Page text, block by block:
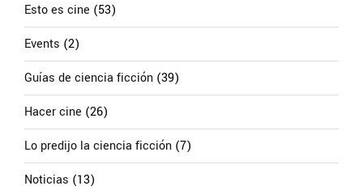
Esto es cine (53)
Events (2)
Guías de ciencia ficción (39)
Hacer cine (26)
Lo predijo la ciencia ficción (7)
Noticias (13)